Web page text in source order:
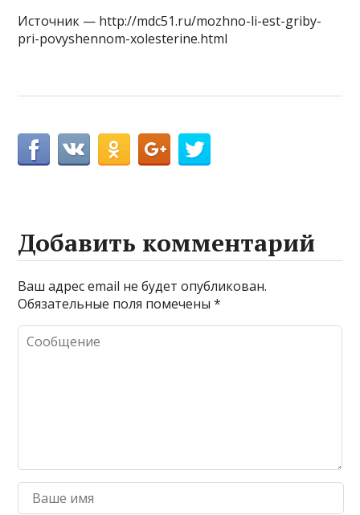
Источник — http://mdc51.ru/mozhno-li-est-griby-
pri-povyshennom-xolesterine.html
Добавить комментарий
Ваш адрес email не будет опубликован.
Обязательные поля помечены*